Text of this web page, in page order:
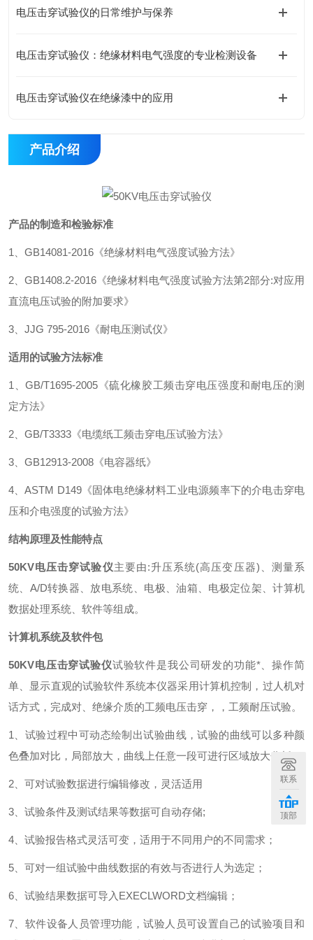
电压击穿试验仪的日常维护与保养
电压击穿试验仪：绝缘材料电气强度的专业检测设备
电压击穿试验仪在绝缘漆中的应用
产品介绍
产品的制造和检验标准
1、GB14081-2016《绝缘材料电气强度试验方法》
2、GB1408.2-2016《绝缘材料电气强度试验方法第2部分:对应用
直流电压试验的附加要求》
3、JJG 795-2016《耐电压测试仪》
适用的试验方法标准
1、GB/T1695-2005《硫化橡胶工频击穿电压强度和耐电压的测
定方法》
2、GB/T3333《电缆纸工频击穿电压试验方法》
3、GB12913-2008《电容器纸》
4、ASTM D149《固体电绝缘材料工业电源频率下的介电击穿电
压和介电强度的试验方法》
结构原理及性能特点
50KV电压击穿试验仪主要由:升压系统(高压变压器)、测量系
统、A/D转换器、放电系统、电极、油箱、电极定位架、计算机
数据处理系统、软件等组成。
计算机系统及软件包
50KV电压击穿试验仪试验软件是我公司研发的功能*、操作简
单、显示直观的试验软件系统本仪器采用计算机控制，过人机对
话方式，完成对、绝缘介质的工频电压击穿，，工频耐压试验。
1、试验过程中可动态绘制出试验曲线，试验的曲线可以多种颜
色叠加对比，局部放大，曲线上任意一段可进行区域放大分析。
2、可对试验数据进行编辑修改，灵活适用
3、试验条件及测试结果等数据可自动存储;
4、试验报告格式灵活可变，适用于不同用户的不同需求；
5、可对一组试验中曲线数据的有效与否进行人为选定；
6、试验结果数据可导入EXECLWORD文档编辑；
7、软件设备人员管理功能，试验人员可设置自己的试验项目和
联系
顶部